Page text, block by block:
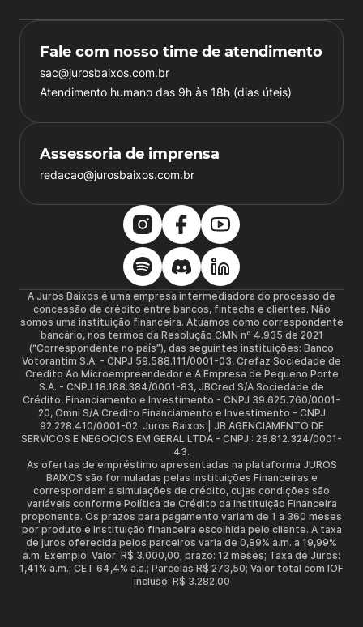
Fale com nosso time de atendimento
sac@jurosbaixos.com.br
Atendimento humano das 9h às 18h (dias úteis)
Assessoria de imprensa
redacao@jurosbaixos.com.br
A Juros Baixos é uma empresa intermediadora do processo de
concessão de crédito entre bancos, fintechs e clientes. Não
somos uma instituição financeira. Atuamos como correspondente
bancário, nos termos da Resolução CMN nº 4.935 de 2021
(“Correspondente no país”), das seguintes instituições: Banco
Votorantim S.A. - CNPJ 59.588.111/0001-03, Crefaz Sociedade de
Credito Ao Microempreendedor e A Empresa de Pequeno Porte
S.A. - CNPJ 18.188.384/0001-83, JBCred S/A Sociedade de
Crédito, Financiamento e Investimento - CNPJ 39.625.760/0001-
20, Omni S/A Credito Financiamento e Investimento - CNPJ
92.228.410/0001-02. Juros Baixos | JB AGENCIAMENTO DE
SERVICOS E NEGOCIOS EM GERAL LTDA - CNPJ.: 28.812.324/0001-
43.
As ofertas de empréstimo apresentadas na plataforma JUROS
BAIXOS são formuladas pelas Instituições Financeiras e
correspondem a simulações de crédito, cujas condições são
variáveis conforme Política de Crédito da Instituição Financeira
proponente. Os prazos para pagamento variam de 1 a 360 meses
por produto e Instituição financeira escolhida pelo cliente. A taxa
de juros oferecida pelos parceiros varia de 0,89% a.m. a 19,99%
a.m. Exemplo: Valor: R$ 3.000,00; prazo: 12 meses; Taxa de Juros:
1,41% a.m.; CET 64,4% a.a.; Parcelas R$ 273,50; Valor total com IOF
incluso: R$ 3.282,00